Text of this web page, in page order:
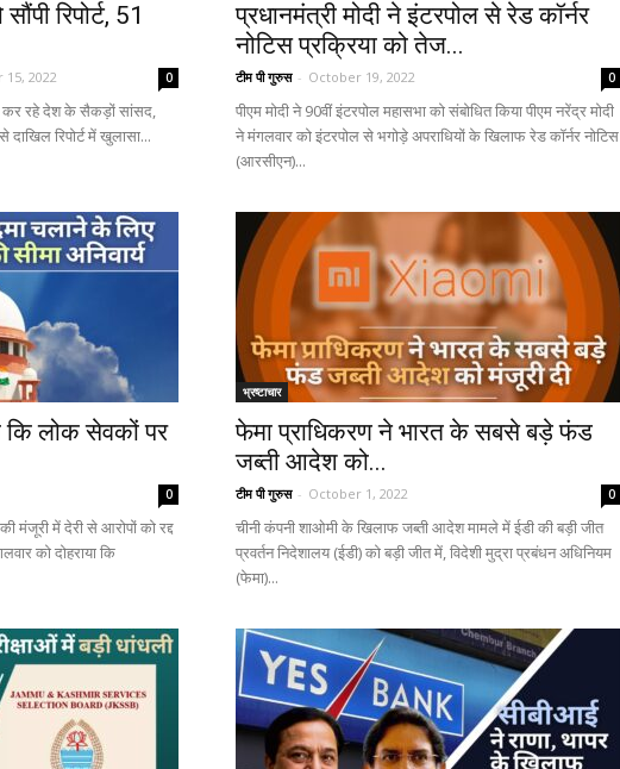
रिपोर्ट, 51
2022 0
कर रहे देश के सैकड़ों सांसद,
दाखिल रिपोर्ट में खुलासा...
प्रधानमंत्री मोदी ने इंटरपोल से रेड कॉर्नर
नोटिस प्रक्रिया को तेज...
टीम पी गुरुस - October 19, 2022 0
पीएम मोदी ने 90वीं इंटरपोल महासभा को संबोधित किया पीएम नरेंद्र मोदी
ने मंगलवार को इंटरपोल से भगोड़े अपराधियों के खिलाफ रेड कॉर्नर नोटिस
(आरसीएन)...
कि लोक सेवकों पर
0
मंजूरी में देरी से आरोपों को रद्द
को दोहराया कि
भ्रष्टाचार
फेमा प्राधिकरण ने भारत के सबसे बड़े फंड
जब्ती आदेश को...
टीम पी गुरुस - October 1, 2022 0
चीनी कंपनी शाओमी के खिलाफ जब्ती आदेश मामले में ईडी की बड़ी जीत
प्रवर्तन निदेशालय (ईडी) को बड़ी जीत में, विदेशी मुद्रा प्रबंधन अधिनियम
(फेमा)...